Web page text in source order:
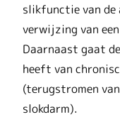
slikfunctie van
verwijzing van
Daarnaast gaat
heeft van
(terugstromen
slokdarm).